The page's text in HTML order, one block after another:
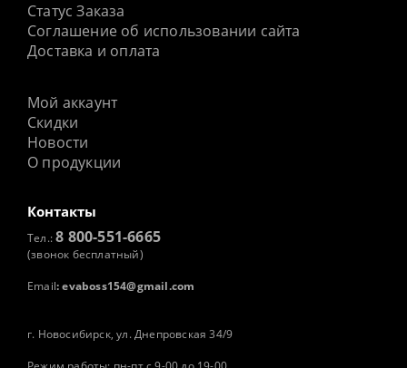
Статус Заказа
Соглашение об использовании сайта
Доставка и оплата
Мой аккаунт
Скидки
Новости
О продукции
Контакты
Тел.:8 800-551-6665
(звонок бесплатный)
Email: evaboss154@gmail.com
г. Новосибирск, ул. Днепровская 34/9